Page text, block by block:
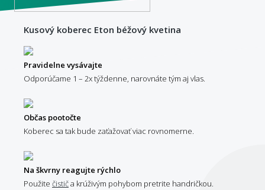
Kusový koberec Eton béžový kvetina
Pravidelne vysávajte
Odporúčame 1 – 2x týždenne, narovnáte tým aj vlas.
Občas pootočte
Koberec sa tak bude zaťažovať viac rovnomerne.
Na škvrny reagujte rýchlo
Použite čističa krúživým pohybom pretrite handričkou.